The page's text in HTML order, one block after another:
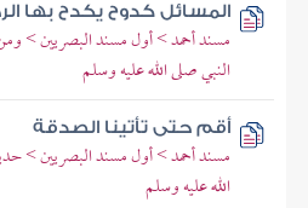
المسائل كدوح يكدح بها
مسند أحمد > أول مسند البصريين
النبي صلى الله عليه وسلم
أقم حتى تأتينا الصدقة
مسند أحمد > أول مسند البصريين >
الله عليه وسلم